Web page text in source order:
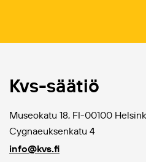
Kvs-säätiö
Museokatu 18, FI-00100
Cygnaeuksenkatu 4
info@kvs.fi